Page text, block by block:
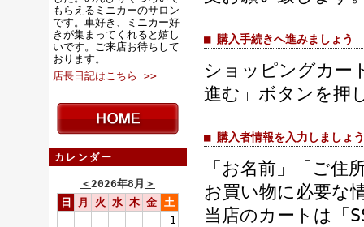
もらえるミニカーのサロン
です。車好き、ミニカー好
きが集まってくれると嬉し
いです。ご来店お待ちして
おります。
店長日記はこちら >>
カレンダー
＜2026年8月 ＞
日
月 火 水 木 金 土
1
■ 購入手続きへ進みましょう
ショッピングカー
進む」ボタンを押
■ 購入者情報を入力しましょう
「お名前」「ご住
お買い物に必要な
当店のカートは「